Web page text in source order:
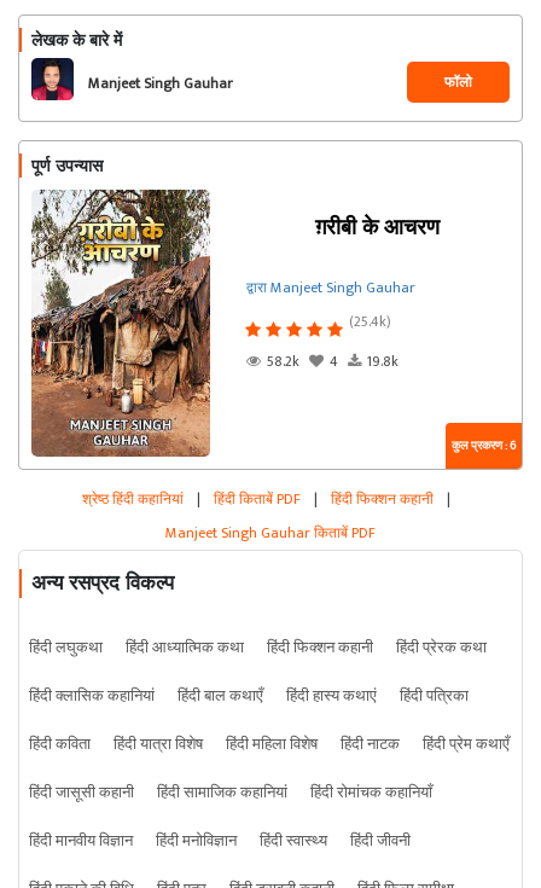
लेखक के बारे में
Manjeet Singh Gauhar फॉलो
पूर्ण उपन्यास
ग़रीबी के आचरण
द्वारा Manjeet Singh Gauhar
(25.4k)
58.2k
4 19.8k
कुल प्रकरण : 6
श्रेष्ठ हिंदी कहानियां | हिंदी किताबें PDF | हिंदी फिक्शन कहानी |
Manjeet Singh Gauhar किताबें PDF
अन्य रसप्रद विकल्प
हिंदी लघुकथा हिंदी आध्यात्मिक कथा हिंदी फिक्शन कहानी
हिंदी प्रेरक कथा
हिंदी क्लासिक कहानियां
हिंदी बाल कथाएँ हिंदी हास्य कथाएं
हिंदी पत्रिका
हिंदी कविता
हिंदी यात्रा विशेष हिंदी महिला विशेष हिंदी नाटक
हिंदी प्रेम कथाएँ
हिंदी जासूसी कहानी
हिंदी सामाजिक कहानियां
हिंदी रोमांचक कहानियाँ
हिंदी मानवीय विज्ञान
हिंदी मनोविज्ञान हिंदी स्वास्थ्य
हिंदी जीवनी